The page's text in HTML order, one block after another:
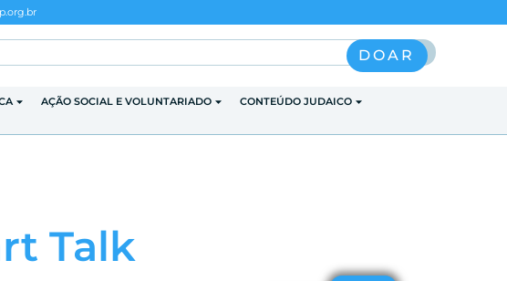
Pesquisar
DOAR
AÇÃO SOCIAL E VOLUNTARIADO
CONTEÚDO JUDAICO
Talk